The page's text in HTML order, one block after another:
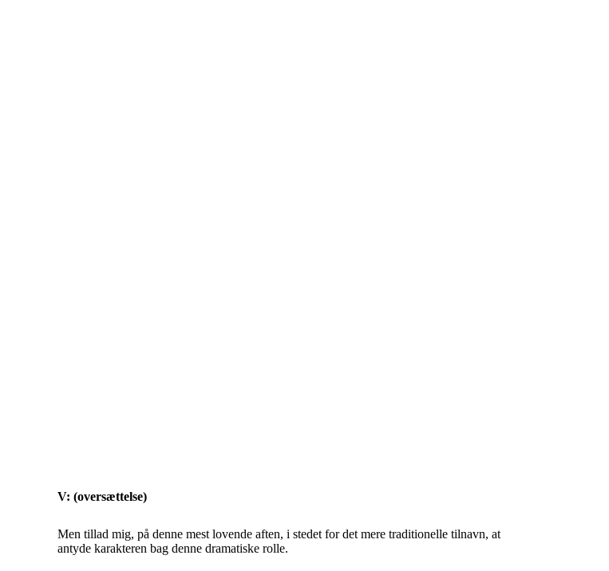
V: (oversættelse)
Men tillad mig, på denne mest lovende aften, i stedet for det mere traditionelle tilnavn, at
antyde karakteren bag denne dramatiske rolle.